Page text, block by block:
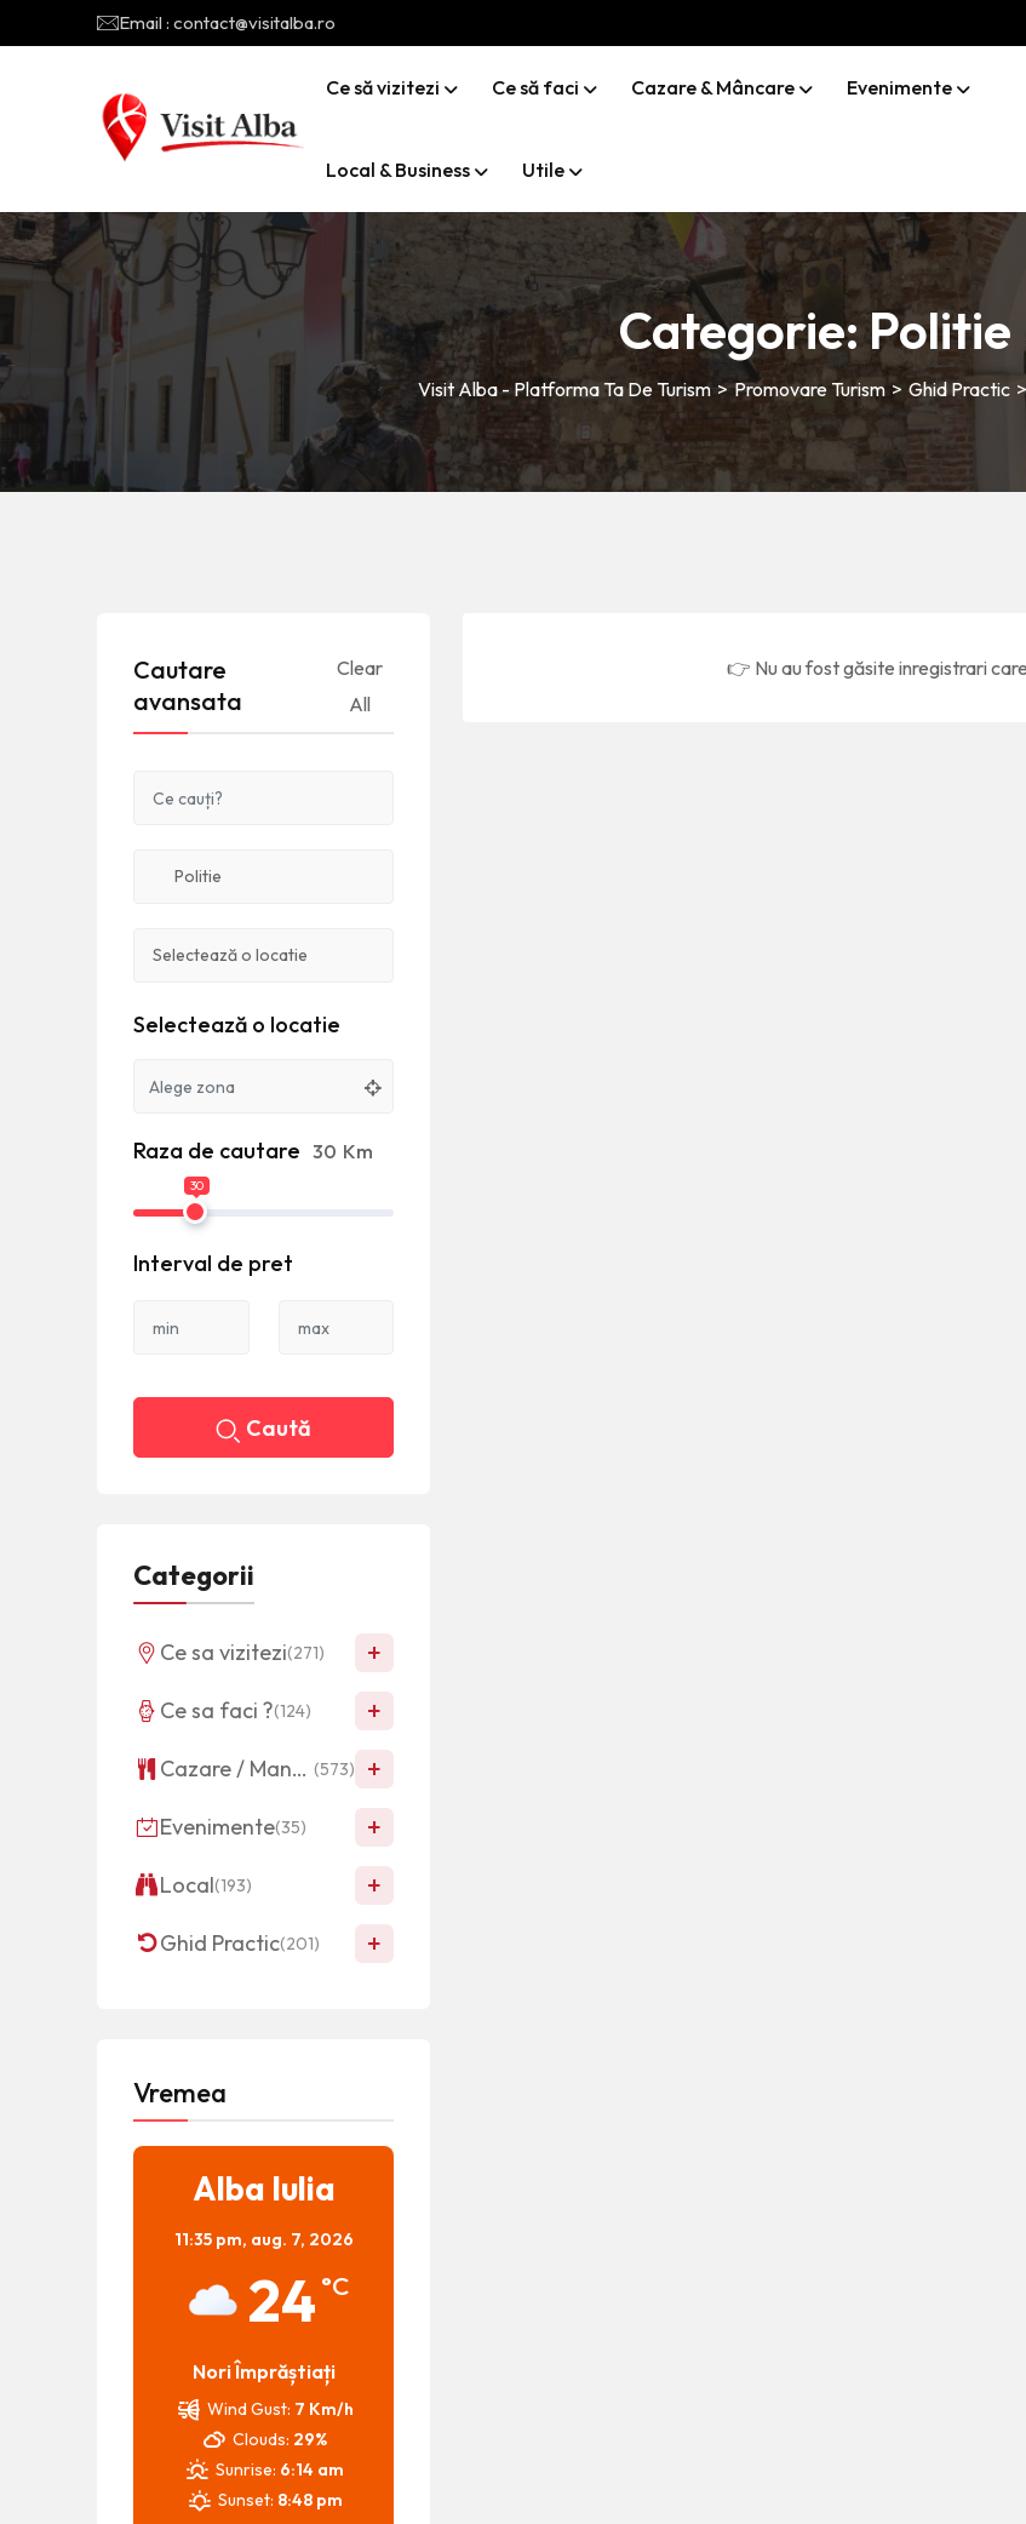
Email : contact@visitalba.ro
Ce să vizitezi Ce să faci Cazare & Mâncare Evenimente
Local & Business Utile
Categorie:Politie
Visit Alba - Platforma Ta De Turism>Promovare Turism> Ghid Practic
👉 Nu au fost găsite inregistrari
Cautare
avansata
Clear
All
Selectează o locatie
Raza de cautare 30 Km
30
Interval de pret
Caută
Categorii
Ce sa vizitezi(271) +
Ce sa faci ?(124) +
Cazare / Mancare (573) +
Evenimente(35) +
Local(193) +
Ghid Practic(201) +
Vremea
Alba Iulia
11:35 pm, aug. 7, 2026
24 °C
Nori Împrăștiați
Wind Gust: 7 Km/h
Clouds: 29%
Sunrise: 6:14 am
Sunset: 8:48 pm